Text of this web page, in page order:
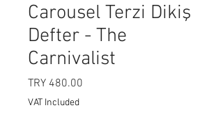
Carousel Terzi Dikiş
Defter - The
Carnivalist
TRY 480.00
VAT Included